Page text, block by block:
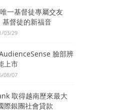
一基督徒專屬交友
基督徒的新福音
03/29
臉部辨
上市
08/07
取得越南歷來最大
際銀團社會貸款